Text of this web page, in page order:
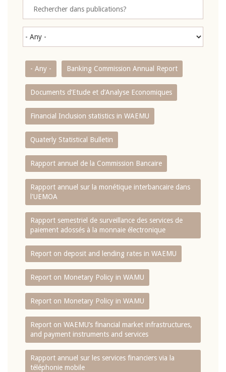
- Any - Banking Commission Annual Report
Documents d’Etude et d’Analyse Economiques
Financial Inclusion statistics in WAEMU
Quaterly Statistical Bulletin
Rapport annuel de la Commission Bancaire
Rapport annuel sur la monétique interbancaire dans
l'UEMOA
Rapport semestriel de surveillance des services de
paiement adossés à la monnaie électronique
Report on deposit and lending rates in WAEMU
Report on Monetary Policy in WAMU
Report on Monetary Policy in WAMU
Report on WAEMU’s financial market infrastructures,
and payment instruments and services
Rapport annuel sur les services financiers via la
téléphonie mobile